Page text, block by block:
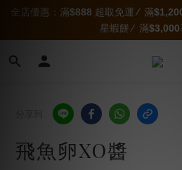
飛魚卵XO醬
全店優惠：滿$888 超取免運∕ 滿
星蝦餅 ∕ 滿$3,000